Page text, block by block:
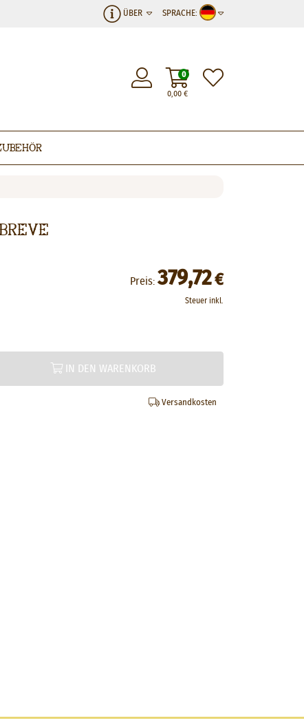
SPRACHE:
ÜBER
0,00€
0
Preis: 379,72€
Steuer inkl.
IN DEN WARENKORB
Versandkosten